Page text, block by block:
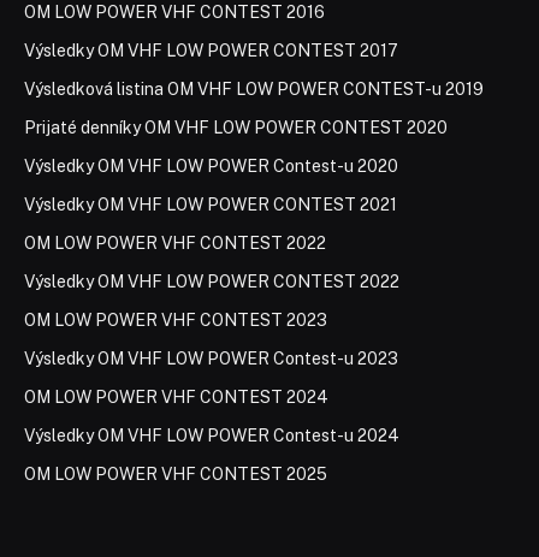
OM LOW POWER VHF CONTEST 2016
Výsledky OM VHF LOW POWER CONTEST 2017
Výsledková listina OM VHF LOW POWER CONTEST-u 2019
Prijaté denníky OM VHF LOW POWER CONTEST 2020
Výsledky OM VHF LOW POWER Contest-u 2020
Výsledky OM VHF LOW POWER CONTEST 2021
OM LOW POWER VHF CONTEST 2022
Výsledky OM VHF LOW POWER CONTEST 2022
OM LOW POWER VHF CONTEST 2023
Výsledky OM VHF LOW POWER Contest-u 2023
OM LOW POWER VHF CONTEST 2024
Výsledky OM VHF LOW POWER Contest-u 2024
OM LOW POWER VHF CONTEST 2025